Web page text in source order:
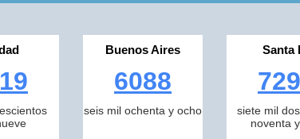
Buenos Aires
6088
seis mil ochenta y ocho
Santa
siete mil
noventa